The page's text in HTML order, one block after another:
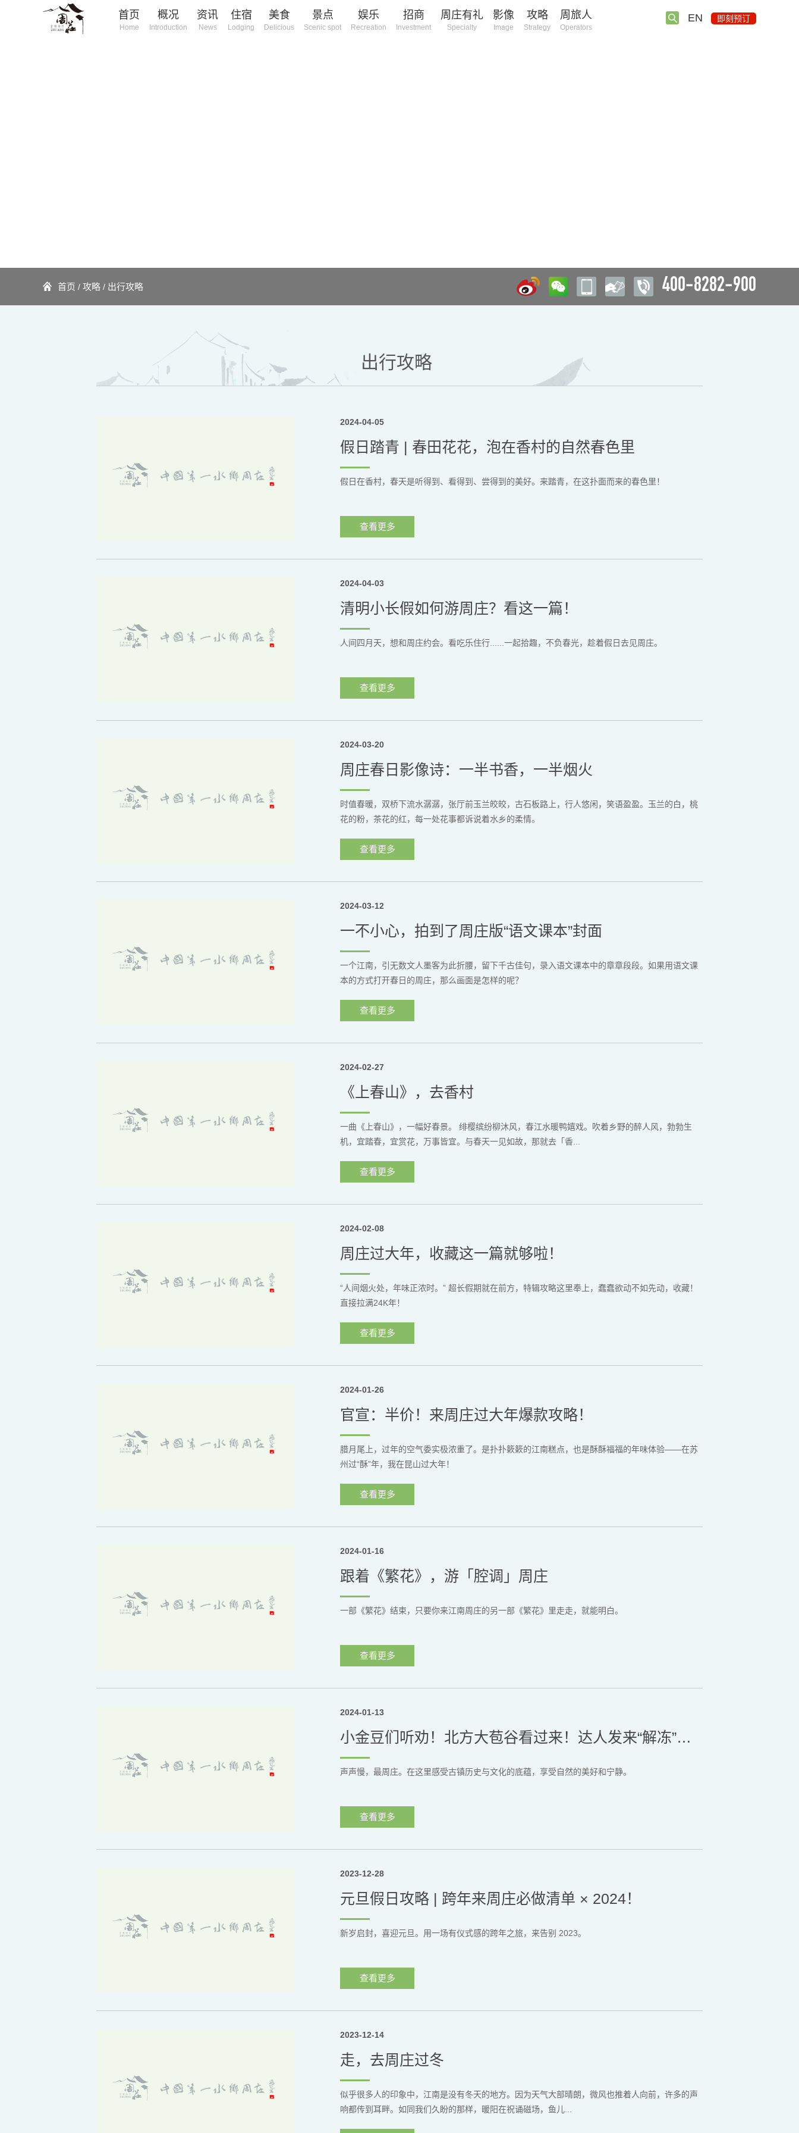
首页
Home
概况
Introduction
资讯
News
住宿
Lodging
美食
Delicious
景点
Scenic spot
娱乐
Recreation
招商
Investment
周庄有礼
Specialty
影像
Image
攻略
Strategy
周旅人
Operators
EN 即刻预订
首页 / 攻略 / 出行攻略 400-8282-900
出行攻略
2024-04-05
假日踏青 | 春田花花，泡在香村的自然春色里
假日在香村，春天是听得到、看得到、尝得到的美好。来踏青，在这扑面而来的春色里！
查看更多
2024-04-03
清明小长假如何游周庄？看这一篇！
人间四月天，想和周庄约会。看吃乐住行......一起拾趣，不负春光，趁着假日去见周庄。
查看更多
2024-03-20
周庄春日影像诗：一半书香，一半烟火
时值春暖，双桥下流水潺潺，张厅前玉兰皎皎，古石板路上，行人悠闲，笑语盈盈。玉兰的白，桃
花的粉，茶花的红，每一处花事都诉说着水乡的柔情。
查看更多
2024-03-12
一不小心，拍到了周庄版“语文课本”封面
一个江南，引无数文人墨客为此折腰，留下千古佳句，录入语文课本中的章章段段。如果用语文课
本的方式打开春日的周庄，那么画面是怎样的呢？
查看更多
2024-02-27
《上春山》，去香村
一曲《上春山》，一幅好春景。 绯樱缤纷柳沐风，春江水暖鸭嬉戏。吹着乡野的醉人风，勃勃生
机，宜踏春，宜赏花，万事皆宜。与春天一见如故，那就去「香...
查看更多
2024-02-08
周庄过大年，收藏这一篇就够啦！
“人间烟火处，年味正浓时。” 超长假期就在前方，特辑攻略这里奉上，蠢蠢欲动不如先动，收藏！
直接拉满24K年！
查看更多
2024-01-26
官宣：半价！来周庄过大年爆款攻略！
腊月尾上，过年的空气委实极浓重了。是扑扑簌簌的江南糕点，也是酥酥福福的年味体验——在苏
州过“酥”年，我在昆山过大年！
查看更多
2024-01-16
跟着《繁花》，游「腔调」周庄
一部《繁花》结束，只要你来江南周庄的另一部《繁花》里走走，就能明白。
查看更多
2024-01-13
小金豆们听劝！北方大苞谷看过来！达人发来“解冻”攻略~
声声慢，最周庄。在这里感受古镇历史与文化的底蕴，享受自然的美好和宁静。
查看更多
2023-12-28
元旦假日攻略 | 跨年来周庄必做清单 × 2024！
新岁启封，喜迎元旦。用一场有仪式感的跨年之旅，来告别 2023。
查看更多
2023-12-14
走，去周庄过冬
似乎很多人的印象中，江南是没有冬天的地方。因为天气大部晴朗，微风也推着人向前，许多的声
响都传到耳畔。如同我们久盼的那样，暖阳在祝诵磁场，鱼儿...